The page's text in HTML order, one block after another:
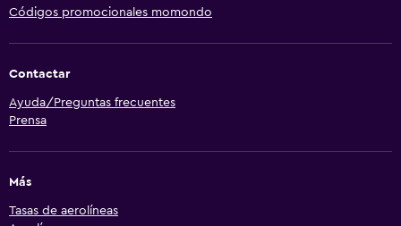
Códigos promocionales momondo
Contactar
Ayuda/Preguntas frecuentes
Prensa
Más
Tasas de aerolíneas